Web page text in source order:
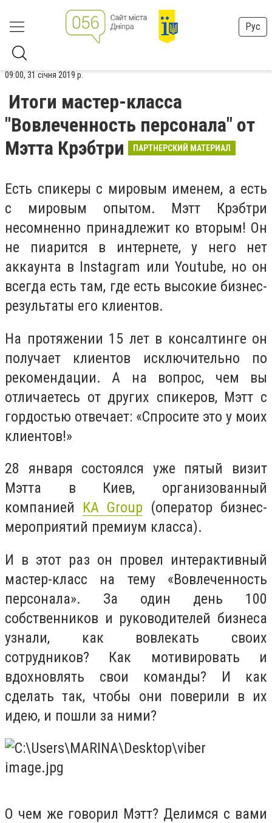
Рус
09:00, 31 січня 2019 р.
Итоги мастер-класса
"Вовлеченность персонала" от
Мэтта Крэбтри
ПАРТНЕРСКИЙ МАТЕРИАЛ
Есть спикеры с мировым именем, а есть
с мировым опытом. Мэтт Крэбтри
несомненно принадлежит ко вторым! Он
не пиарится в интернете, у него нет
аккаунта в Instagram или Youtube, но он
всегда есть там, где есть высокие бизнес-
результаты его клиентов.
На протяжении 15 лет в консалтинге он
получает клиентов исключительно по
рекомендации. А на вопрос, чем вы
отличаетесь от других спикеров, Мэтт с
гордостью отвечает: «Спросите это у моих
клиентов!»
28 января состоялся уже пятый визит
Мэтта в Киев, организованный
компанией KA Group (оператор бизнес-
мероприятий премиум класса).
И в этот раз он провел интерактивный
мастер-класс на тему «Вовлеченность
персонала». За один день 100
собственников и руководителей бизнеса
узнали, как вовлекать своих
сотрудников? Как мотивировать и
вдохновлять свои команды? И как
сделать так, чтобы они поверили в их
идею, и пошли за ними?
О чем же говорил Мэтт? Делимся с вами